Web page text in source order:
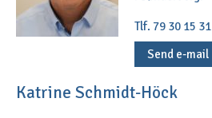
Tlf. 79 30 15 31
Send e-mail
Katrine Schmidt-Höck